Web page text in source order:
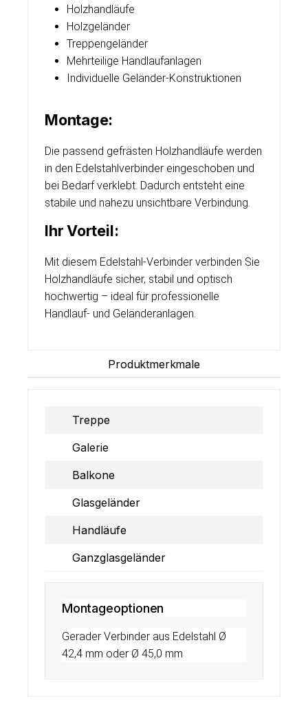
Holzhandläufe
Holzgeländer
Treppengeländer
Mehrteilige Handlaufanlagen
Individuelle Geländer-Konstruktionen
Montage:
Die passend gefrästen Holzhandläufe werden
in den Edelstahlverbinder eingeschoben und
bei Bedarf verklebt. Dadurch entsteht eine
stabile und nahezu unsichtbare Verbindung.
Ihr Vorteil:
Mit diesem Edelstahl-Verbinder verbinden Sie
Holzhandläufe sicher, stabil und optisch
hochwertig – ideal für professionelle
Handlauf- und Geländeranlagen.
Produktmerkmale
Treppe
Galerie
Balkone
Glasgeländer
Handläufe
Ganzglasgeländer
Montageoptionen
Gerader Verbinder aus Edelstahl Ø
42,4 mm oder Ø 45,0 mm